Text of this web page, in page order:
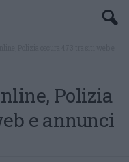
Polizia
e annunci